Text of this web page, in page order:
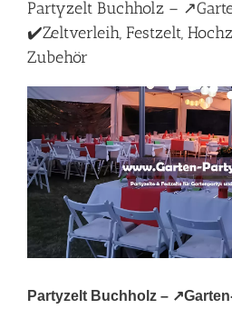
Partyzelt Buchholz –
✔️Zeltverleih, Festzelt,
Zubehör
Partyzelt Buchholz –